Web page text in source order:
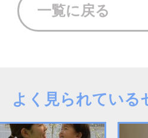
一覧に戻る
よく見られている